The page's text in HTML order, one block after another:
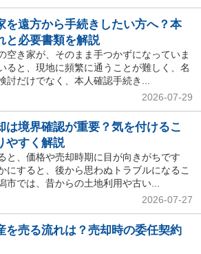
を遠方から手続きしたい方へ？本
と必要書類を解説
空き家が、そのまま手つかずになっていま
ると、現地に頻繁に通うことが難しく、名
討だけでなく、本人確認手続き...
2026-07-29
は境界確認が重要？気を付けるこ
やすく解説
と、価格や売却時期に目が向きがちです
にすると、後から思わぬトラブルになるこ
市では、昔からの土地利用や古い...
2026-07-27
を売る流れは？売却時の委任契約